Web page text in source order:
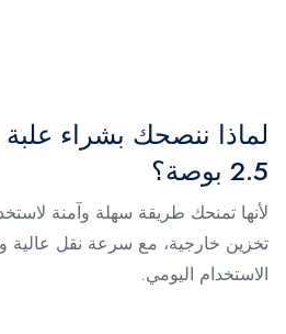
لماذا ننصحك بشراء
2.5 بوصة؟
لأنها تمنحك طريقة سهلة وآمنة
تخزين خارجية، مع سرعة نقل
الاستخدام اليومي.